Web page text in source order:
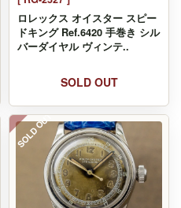
ロレックス オイスター スピー
ドキング Ref.6420 手巻き シル
バーダイヤル ヴィンテ..
SOLD OUT
SOLD OUT